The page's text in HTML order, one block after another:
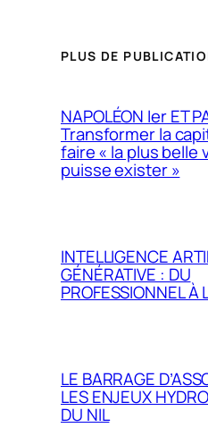
PLUS DE
NAPOLÉON Ier ET
Transformer la
faire « la plus belle
puisse exister »
INTELLIGENCE
GÉNÉRATIVE : DU
PROFESSIONNEL À
LE BARRAGE
LES ENJEUX
DU NIL